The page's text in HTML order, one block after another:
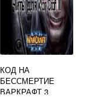
КОД НА
БЕССМЕРТИЕ
ВАРКРАФТ 3